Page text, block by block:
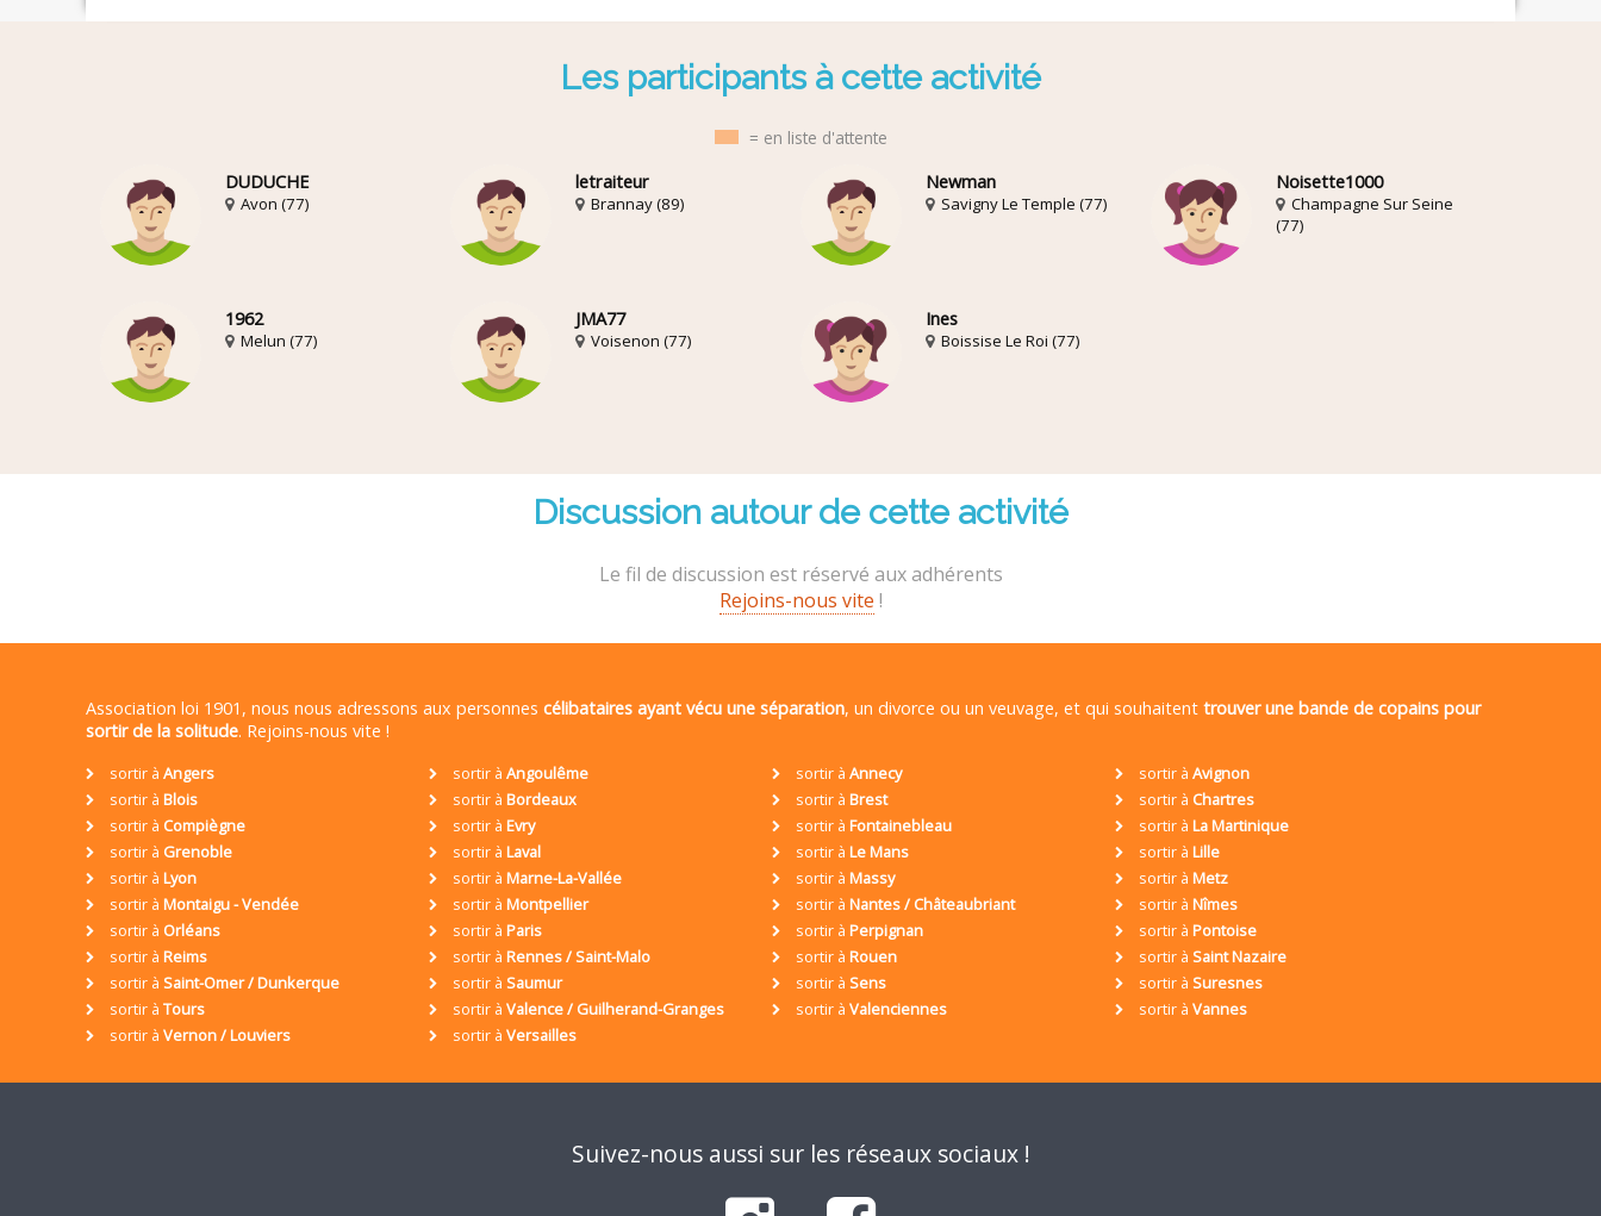
Les participants à cette activité
= en liste d'attente
DUDUCHE
Avon (77)
letraiteur
Brannay (89)
Newman
Savigny Le Temple (77)
Noisette1000
Champagne Sur Seine
(77)
1962
Melun (77)
JMA77
Voisenon (77)
Ines
Boissise Le Roi (77)
Discussion autour de cette activité
Le fil de discussion est réservé aux adhérents
Rejoins-nous vite !
Association loi 1901, nous nous adressons aux personnes célibataires ayant vécu une séparation, un divorce ou un veuvage, et qui souhaitent trouver une bande de copains pour
sortir de la solitude. Rejoins-nous vite !
sortir à Angers sortir à Angoulême sortir à Annecy sortir à Avignon
sortir à Blois sortir à Bordeaux sortir à Brest sortir à Chartres
sortir à Compiègne sortir à Evry sortir à Fontainebleau sortir à La Martinique
sortir à Grenoble sortir à Laval sortir à Le Mans sortir à Lille
sortir à Lyon sortir à Marne-La-Vallée sortir à Massy sortir à Metz
sortir à Montaigu - Vendée sortir à Montpellier sortir à Nantes / Châteaubriant sortir à Nîmes
sortir à Orléans sortir à Paris sortir à Perpignan sortir à Pontoise
sortir à Reims sortir à Rennes / Saint-Malo sortir à Rouen sortir à Saint Nazaire
sortir à Saint-Omer / Dunkerque sortir à Saumur sortir à Sens sortir à Suresnes
sortir à Tours sortir à Valence / Guilherand-Granges sortir à Valenciennes sortir à Vannes
sortir à Vernon / Louviers sortir à Versailles
Suivez-nous aussi sur les réseaux sociaux !